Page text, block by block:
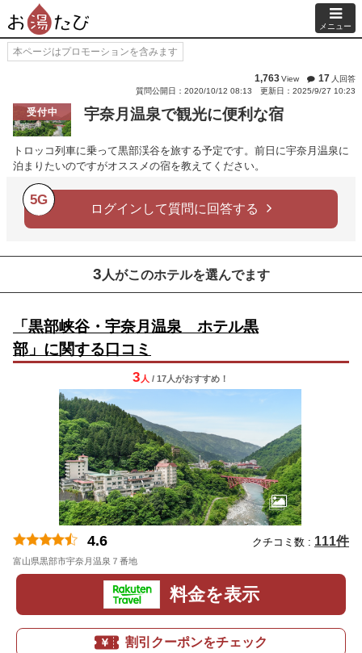
メニュー
本ページはプロモーションを含みます
1,763View 17 人回答
質問公開日：2020/10/12 08:13
更新日：2025/9/27 10:23
受付中 宇奈月温泉で観光に便利な宿
トロッコ列車に乗って黒部渓谷を旅する予定です。前日に宇奈月温泉に
泊まりたいのですがオススメの宿を教えてください。
5G
ログインして質問に回答する
3 人がこのホテルを選んでます
「黒部峡谷・宇奈月温泉 ホテル黒
部」に関する口コミ
3 人 / 17人がおすすめ！
4.6 クチコミ数 : 111件
富山県黒部市宇奈月温泉７番地
料金を表示
割引クーポンをチェック